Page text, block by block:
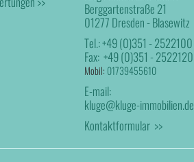
Berggartenstraße 21
01277 Dresden - Blasewitz
Tel.:+49 (0)351 - 2522100
Fax:+49 (0)351 - 2522120
Mobil: 01739455610
E-mail:
kluge@kluge-immobilien.de
Kontaktformular >>